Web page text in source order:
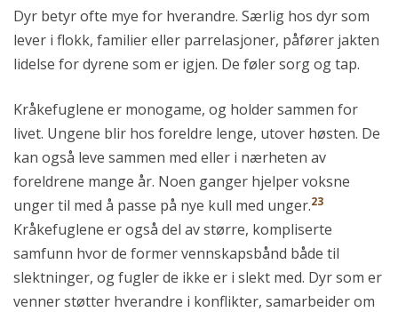
Dyr betyr ofte mye for hverandre. Særlig hos dyr som
lever i flokk, familier eller parrelasjoner, påfører jakten
lidelse for dyrene som er igjen. De føler sorg og tap.
Kråkefuglene er monogame, og holder sammen for
livet. Ungene blir hos foreldre lenge, utover høsten. De
kan også leve sammen med eller i nærheten av
foreldrene mange år. Noen ganger hjelper voksne
unger til med å passe på nye kull med unger.23
Kråkefuglene er også del av større, kompliserte
samfunn hvor de former vennskapsbånd både til
slektninger, og fugler de ikke er i slekt med. Dyr som er
venner støtter hverandre i konflikter, samarbeider om